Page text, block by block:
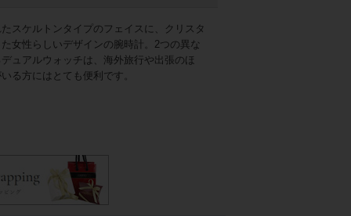
リー
スケルトンタイプのフェイスに、クリスタ
女性らしいデザインの腕時計。2つの異な
ュアルウォッチは、海外旅行や出張のほ
る方にはとても便利です。